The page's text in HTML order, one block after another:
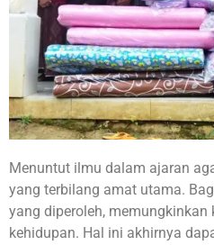
Menuntut ilmu dalam ajaran
yang terbilang amat utama.
yang diperoleh,
kehidupan. Hal ini akhirnya